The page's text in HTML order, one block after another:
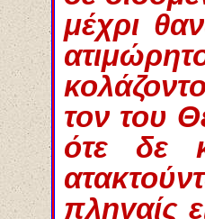
μέχρι
τον του
ότε δε
πληγαίς